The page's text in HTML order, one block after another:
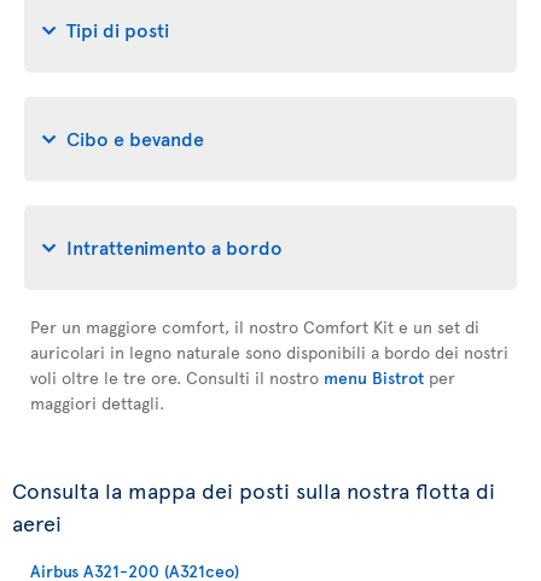
Tipi di posti
Cibo e bevande
Intrattenimento a bordo
Per un maggiore comfort, il nostro Comfort Kit e un set di
auricolari in legno naturale sono disponibili a bordo dei nostri
voli oltre le tre ore. Consulti il nostro menu Bistrot per
maggiori dettagli.
Consulta la mappa dei posti sulla nostra flotta di
aerei
Airbus A321-200 (A321ceo)